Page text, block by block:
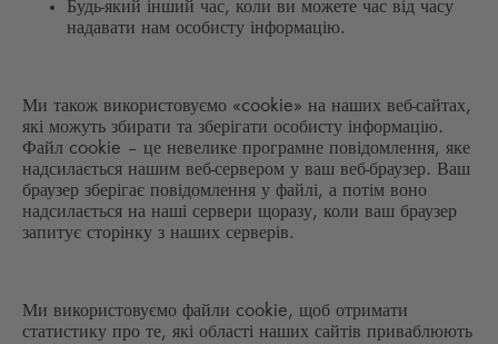
Будь-який інший час, коли ви можете час від часу
надавати нам особисту інформацію.
Ми також використовуємо «cookie» на наших веб-сайтах,
які можуть збирати та зберігати особисту інформацію.
Файл cookie – це невелике програмне повідомлення, яке
надсилається нашим веб-сервером у ваш веб-браузер. Ваш
браузер зберігає повідомлення у файлі, а потім воно
надсилається на наші сервери щоразу, коли ваш браузер
запитує сторінку з наших серверів.
Ми використовуємо файли cookie, щоб отримати
статистику про те, які області наших сайтів приваблюють